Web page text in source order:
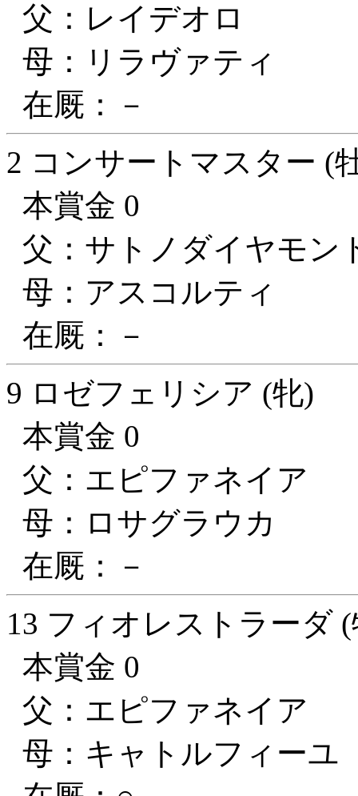
父：レイデオロ
母：リラヴァティ
在厩：－
2 コンサートマスター (
本賞金 0
父：サトノダイヤモン
母：アスコルティ
在厩：－
9 ロゼフェリシア (牝)
本賞金 0
父：エピファネイア
母：ロサグラウカ
在厩：－
13 フィオレストラーダ
本賞金 0
父：エピファネイア
母：キャトルフィーユ